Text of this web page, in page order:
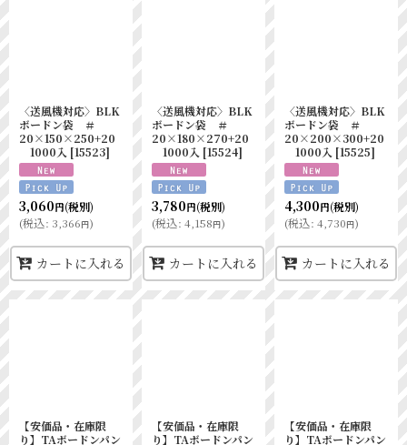
〈送風機対応〉BLK
ボードン袋 ＃
20×150×250+20
1000入 [15523]
3,060円(税別)
(税込: 3,366円)
カートに入れる
〈送風機対応〉BLK
ボードン袋 ＃
20×180×270+20
1000入 [15524]
3,780円(税別)
(税込: 4,158円)
カートに入れる
〈送風機対応〉BLK
ボードン袋 ＃
20×200×300+20
1000入 [15525]
4,300円(税別)
(税込: 4,730円)
カートに入れる
【安価品・在庫限
り】TAボードンパン
【安価品・在庫限
り】TAボードンパン
【安価品・在庫限
り】TAボードンパン